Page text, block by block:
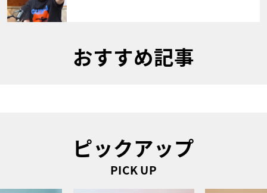
おすすめ記事
ピックアップ
PICK UP